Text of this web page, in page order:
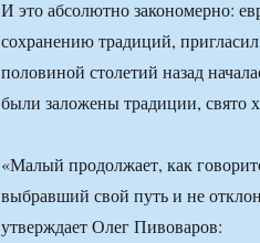
И это абсолютно закономерно:
сохранению традиций,
половиной столетий назад
были заложены традиции, свято
«Малый продолжает, как
выбравший свой путь и не
утверждает Олег Пивоваров: